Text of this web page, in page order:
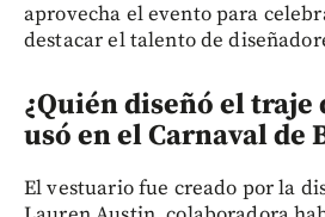
aprovecha el evento para
destacar el talento de
¿Quién diseñó el traje
usó en el Carnaval de
El vestuario fue creado por la